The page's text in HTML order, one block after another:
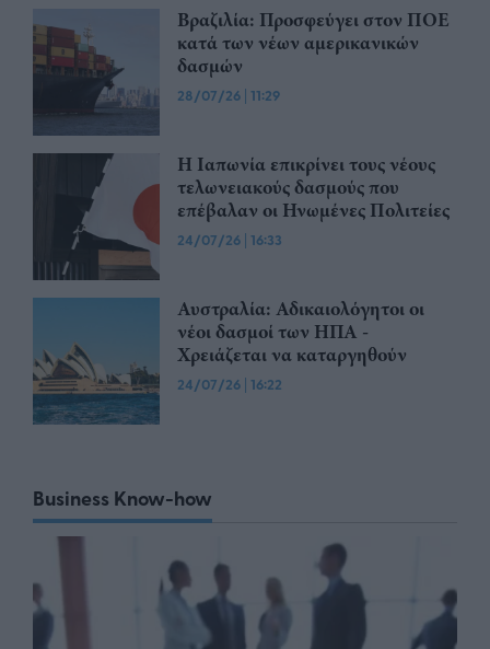
Βραζιλία: Προσφεύγει στον ΠΟΕ
κατά των νέων αμερικανικών
δασμών
28/07/26 | 11:29
Η Ιαπωνία επικρίνει τους νέους
τελωνειακούς δασμούς που
επέβαλαν οι Ηνωμένες Πολιτείες
24/07/26 | 16:33
Αυστραλία: Αδικαιολόγητοι οι
νέοι δασμοί των ΗΠΑ -
Χρειάζεται να καταργηθούν
24/07/26 | 16:22
Business Know-how